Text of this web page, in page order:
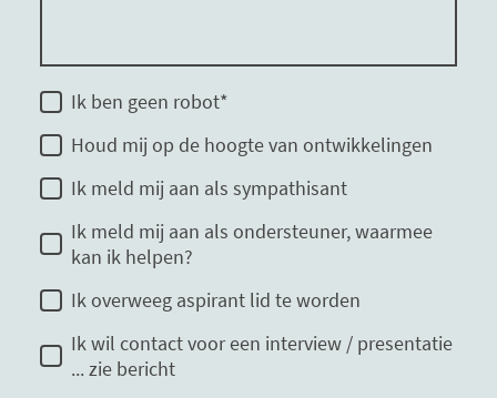
Ik ben geen robot*
Houd mij op de hoogte van ontwikkelingen
Ik meld mij aan als sympathisant
Ik meld mij aan als ondersteuner, waarmee
kan ik helpen?
Ik overweeg aspirant lid te worden
Ik wil contact voor een interview / presentatie
... zie bericht